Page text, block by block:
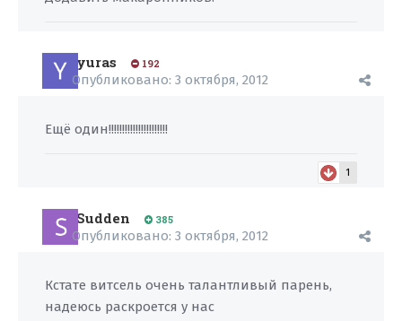
yuras 192
Опубликовано: 3 октября, 2012
Ещё один!!!!!!!!!!!!!!!!!!!!!!
1
Sudden 385
Опубликовано: 3 октября, 2012
Кстате витсель очень талантливый парень,
надеюсь раскроется у нас